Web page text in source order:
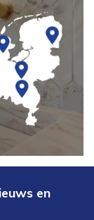
en